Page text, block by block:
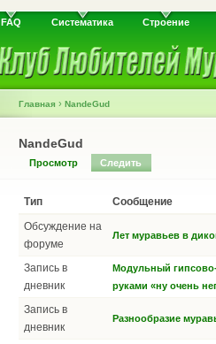
FAQ Систематика Строение
Главная › NandeGud
NandeGud
Просмотр Следить
Тип
Сообщение
Обсуждение на
форуме
Лет муравьев в
Запись в
дневник
Модульный
руками «ну очень
Запись в
дневник
Разнообразие